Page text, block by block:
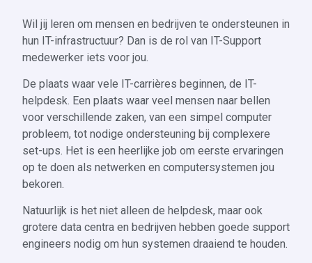
Wil jij leren om mensen en bedrijven te ondersteunen in
hun IT-infrastructuur? Dan is de rol van IT-Support
medewerker iets voor jou.
De plaats waar vele IT-carrières beginnen, de IT-
helpdesk. Een plaats waar veel mensen naar bellen
voor verschillende zaken, van een simpel computer
probleem, tot nodige ondersteuning bij complexere
set-ups. Het is een heerlijke job om eerste ervaringen
op te doen als netwerken en computersystemen jou
bekoren.
Natuurlijk is het niet alleen de helpdesk, maar ook
grotere data centra en bedrijven hebben goede support
engineers nodig om hun systemen draaiend te houden.